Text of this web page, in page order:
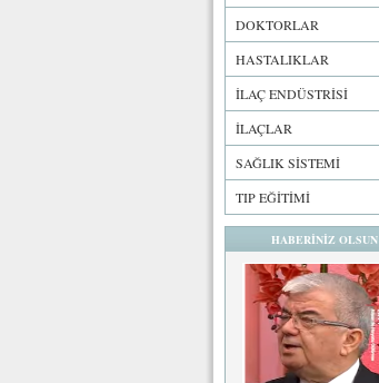
DOKTORLAR
HASTALIKLAR
İLAÇ ENDÜSTRİSİ
İLAÇLAR
SAĞLIK SİSTEMİ
TIP EĞİTİMİ
HABERİNİZ OLSUN